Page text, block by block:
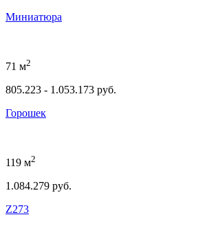
Миниатюра
71 м2
805.223 - 1.053.173 руб.
Горошек
119 м2
1.084.279 руб.
Z273